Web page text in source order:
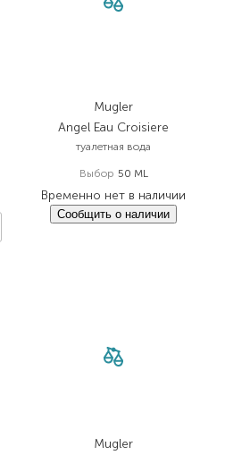
Mugler
Angel Eau Croisiere
туалетная вода
Выбор 50 ML
Временно нет в наличии
Сообщить о наличии
Mugler